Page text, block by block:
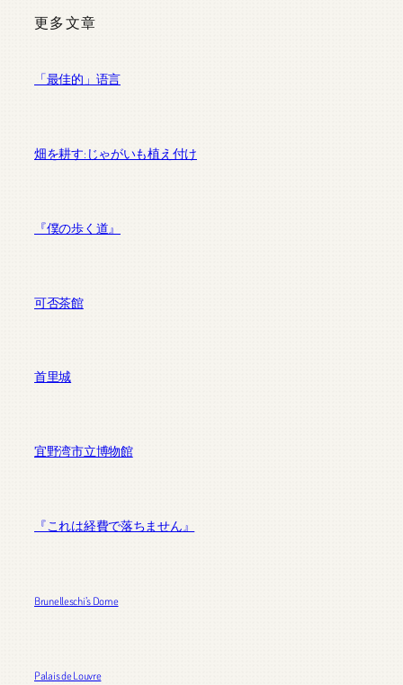
更多文章
「最佳的」语言
畑を耕す:じゃがいも植え付け
『僕の歩く道』
可否茶館
首里城
宜野湾市立博物館
『これは経費で落ちません』
Brunelleschi’s Dome
Palais de Louvre